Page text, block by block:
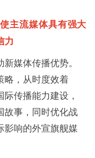
主流媒体具有强大
力
媒体传播优势。
略，从时度效着
传播能力建设，
故事，同时优化战
影响的外宣旗舰媒